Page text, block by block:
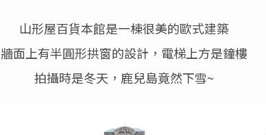
山形屋百貨本館是一棟很美的歐式建築
牆面上有半圓形拱窗的設計，電梯上方是鐘樓
拍攝時是冬天，鹿兒島竟然下雪~